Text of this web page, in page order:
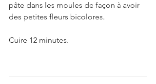
pâte dans les moules de façon à avoir
des petites fleurs bicolores.
Cuire 12 minutes.